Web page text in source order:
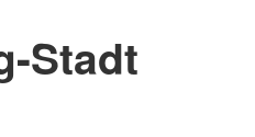
Stadt